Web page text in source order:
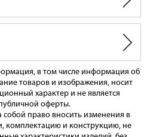
в том числе информация об
товаров и изображения, носит
характер и не является
оферты.
собой право вносить изменения в
комплектацию и конструкцию, не